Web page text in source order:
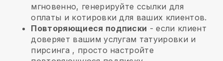
мгновенно, генерируйте ссылки для
оплаты и котировки для ваших клиентов.
Повторяющиеся подписки -если клиент
доверяет вашим услугам татуировки и
пирсинга , просто настройте